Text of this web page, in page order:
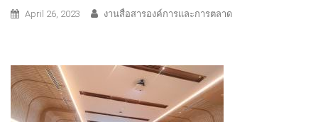
April 26, 2023 งานสื่อสารองค์การและการตลาด